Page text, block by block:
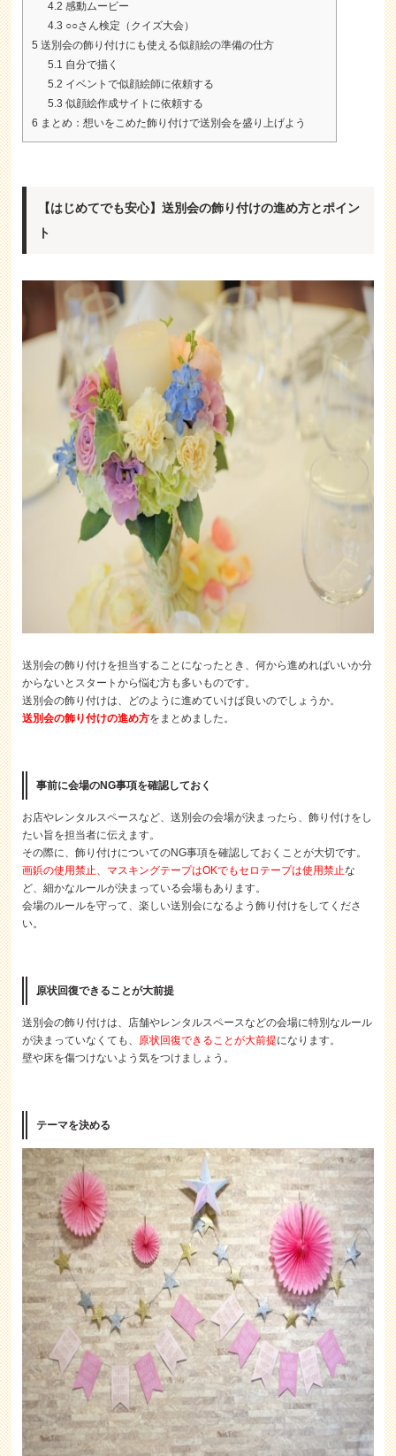
4.2 感動ムービー
4.3 ○○さん検定（クイズ大会）
5 送別会の飾り付けにも使える似顔絵の準備の仕方
5.1 自分で描く
5.2 イベントで似顔絵師に依頼する
5.3 似顔絵作成サイトに依頼する
6 まとめ：想いをこめた飾り付けで送別会を盛り上げよう
【はじめてでも安心】送別会の飾り付けの進め方とポイン
ト
送別会の飾り付けを担当することになったとき、何から進めればいいか分
からないとスタートから悩む方も多いものです。
送別会の飾り付けは、どのように進めていけば良いのでしょうか。
送別会の飾り付けの進め方をまとめました。
事前に会場のNG事項を確認しておく
お店やレンタルスペースなど、送別会の会場が決まったら、飾り付けをし
たい旨を担当者に伝えます。
その際に、飾り付けについてのNG事項を確認しておくことが大切です。
画鋲の使用禁止、マスキングテープはOKでもセロテープは使用禁止な
ど、細かなルールが決まっている会場もあります。
会場のルールを守って、楽しい送別会になるよう飾り付けをしてくださ
い。
原状回復できることが大前提
送別会の飾り付けは、店舗やレンタルスペースなどの会場に特別なルール
が決まっていなくても、 原状回復できることが大前提になります。
壁や床を傷つけないよう気をつけましょう。
テーマを決める